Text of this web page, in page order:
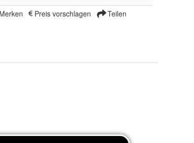
Merken Preis vorschlagen Teilen